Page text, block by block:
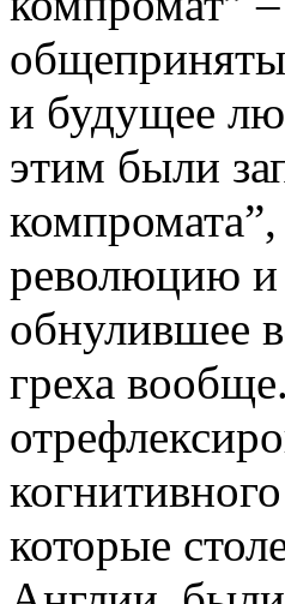
и будущее
этим были
революцию и
обнулившее
греха
которые